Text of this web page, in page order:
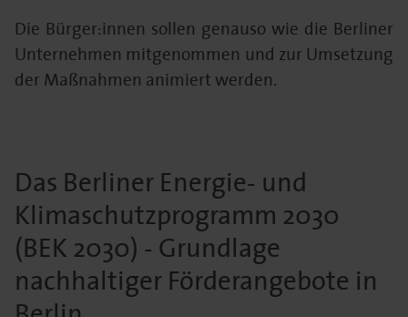
Die Bürger:innen sollen genauso wie die Berliner
Unternehmen mitgenommen und zur Umsetzung
der Maßnahmen animiert werden.
Das Berliner Energie- und
Klimaschutzprogramm 2030
(BEK 2030) - Grundlage
nachhaltiger Förderangebote in